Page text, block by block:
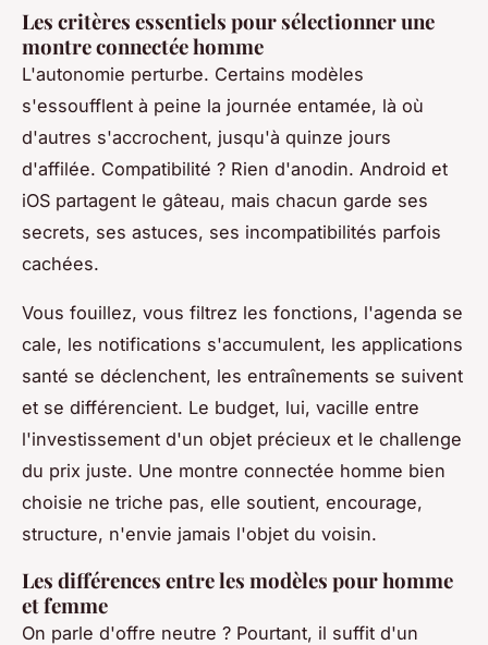
Les critères essentiels pour sélectionner une
montre connectée homme
L'autonomie perturbe. Certains modèles
s'essoufflent à peine la journée entamée, là où
d'autres s'accrochent, jusqu'à quinze jours
d'affilée. Compatibilité ? Rien d'anodin. Android et
iOS partagent le gâteau, mais chacun garde ses
secrets, ses astuces, ses incompatibilités parfois
cachées.
Vous fouillez, vous filtrez les fonctions, l'agenda se
cale, les notifications s'accumulent, les applications
santé se déclenchent, les entraînements se suivent
et se différencient. Le budget, lui, vacille entre
l'investissement d'un objet précieux et le challenge
du prix juste. Une montre connectée homme bien
choisie ne triche pas, elle soutient, encourage,
structure, n'envie jamais l'objet du voisin.
Les différences entre les modèles pour homme
et femme
On parle d'offre neutre ? Pourtant, il suffit d'un